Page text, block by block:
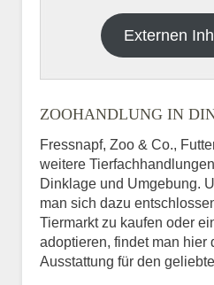
Externen
ZOOHANDLUNG IN
Fressnapf, Zoo & Co.,
weitere
Dinklage und Umgebung.
man sich dazu
Tiermarkt zu kaufen oder
adoptieren, findet man hier
Ausstattung für den